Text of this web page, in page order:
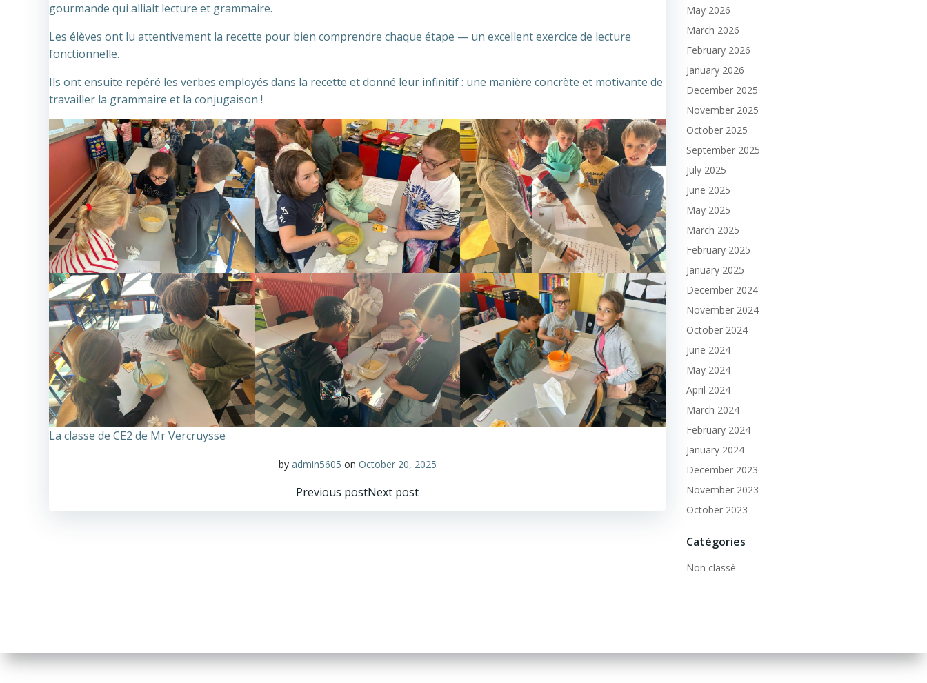
gourmande qui alliait lecture et grammaire.
Les élèves ont lu attentivement la recette pour bien comprendre chaque étape — un excellent exercice de lecture
fonctionnelle.
Ils ont ensuite repéré les verbes employés dans la recette et donné leur infinitif : une manière concrète et motivante de
travailler la grammaire et la conjugaison !
La classe de CE2 de Mr Vercruysse
by admin5605 on October 20, 2025
Post
Previous postPost
Next post
May 2026
March 2026
February 2026
January 2026
December 2025
November 2025
October 2025
September 2025
July 2025
June 2025
May 2025
March 2025
February 2025
January 2025
December 2024
November 2024
October 2024
June 2024
May 2024
April 2024
March 2024
February 2024
January 2024
December 2023
November 2023
October 2023
Catégories
Non classé